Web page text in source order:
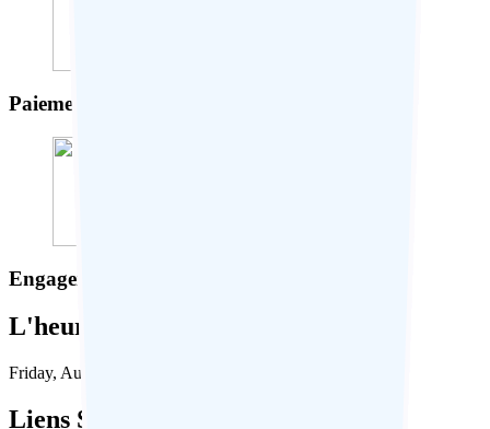
Paiement sécurisé
Engagement responsable
L'heure en Inde:
Friday, August 7, 2026, 09:17:41 AM
Liens Sociaux: